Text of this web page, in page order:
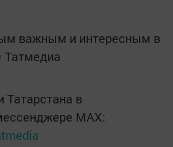
важным и интересным в
Татмедиа
Татарстана в
MАХ: